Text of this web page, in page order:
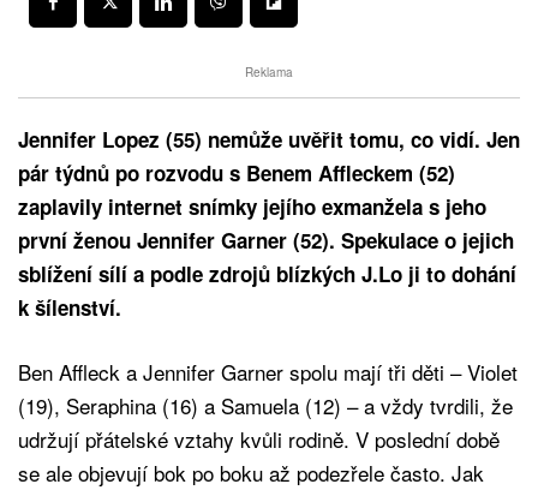
Reklama
Jennifer Lopez (55) nemůže uvěřit tomu, co vidí. Jen
pár týdnů po rozvodu s Benem Affleckem (52)
zaplavily internet snímky jejího exmanžela s jeho
první ženou Jennifer Garner (52). Spekulace o jejich
sblížení sílí a podle zdrojů blízkých J.Lo ji to dohání
k šílenství.
Ben Affleck a Jennifer Garner spolu mají tři děti – Violet
(19), Seraphina (16) a Samuela (12) – a vždy tvrdili, že
udržují přátelské vztahy kvůli rodině. V poslední době
se ale objevují bok po boku až podezřele často. Jak